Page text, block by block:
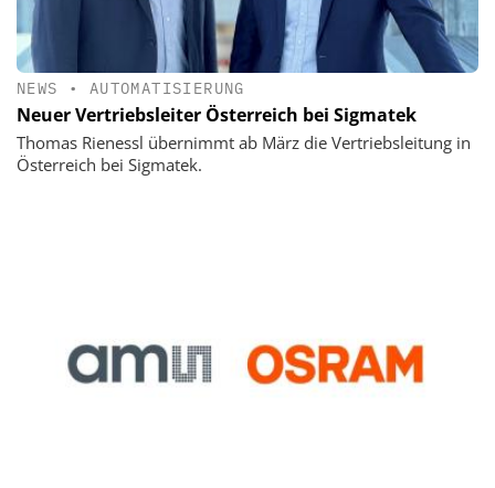
NEWS • AUTOMATISIERUNG
Neuer Vertriebsleiter Österreich bei Sigmatek
Thomas Rienessl übernimmt ab März die Vertriebsleitung in
Österreich bei Sigmatek.